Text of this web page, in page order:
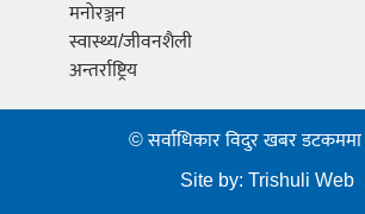
मनोरञ्जन
स्वास्थ्य/जीवनशैली
अन्तर्राष्ट्रिय
© सर्वाधिकार विदुर खबर डटकममा
Site by:Trishuli Web